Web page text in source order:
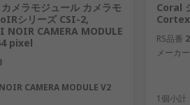
メラモジュール カメラモ
シリーズ CSI-2,
NOIR CAMERA MODULE
pixel
CAMERA MODULE V2
Coral
RS品番
メーカ
1個小計